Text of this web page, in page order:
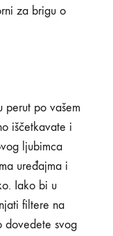
za brigu o
perut po vašem
iščetkavate i
ljubimca
uređajma i
Iako bi u
filtere na
dovedete svog